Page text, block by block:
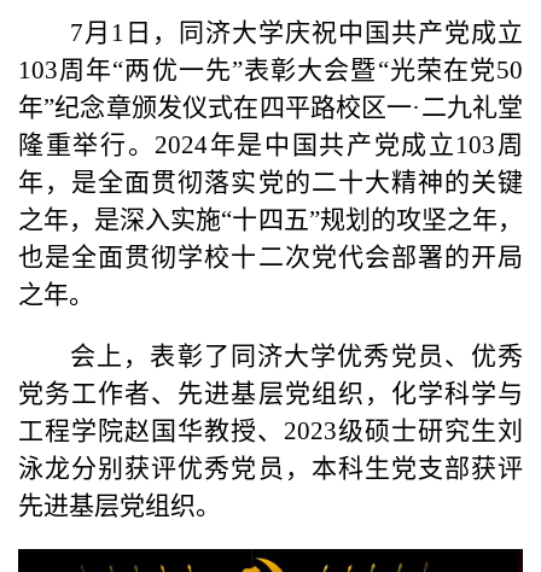
7月 1 日，同济大学庆祝中国共产党成立
103周年“两优一先”表彰大会暨“光荣在党50
年”纪念章颁发仪式在四平路校区一·二九礼堂
隆重举行。 2024年是中国共产党成立 103周
年，是全面贯彻落实党的二十大精神的关键
之年，是深入实施“十四五”规划的攻坚之年，
也是全面贯彻学校十二次党代会部署的开局
之年。
会上，表彰了同济大学优秀党员、优秀
党务工作者、先进基层党组织，化学科学与
工程学院赵国华教授、 2023级硕士研究生刘
泳龙分别获评优秀党员，本科生党支部获评
先进基层党组织。